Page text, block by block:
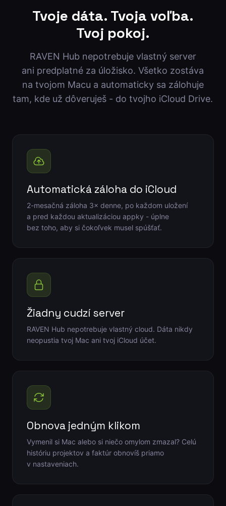
Tvoje dáta. Tvoja voľba.
Tvoj pokoj.
RAVEN Hub nepotrebuje vlastný server
ani predplatné za úložisko. Všetko zostáva
na tvojom Macu a automaticky sa zálohuje
tam, kde už dôveruješ - do tvojho iCloud Drive.
Automatická záloha do iCloud
2-mesačná záloha 3× denne, po každom uložení
a pred každou aktualizáciou appky - úplne
bez toho, aby si čokoľvek musel spúšťať.
Žiadny cudzí server
RAVEN Hub nepotrebuje vlastný cloud. Dáta nikdy
neopustia tvoj Mac ani tvoj iCloud účet.
Obnova jedným klikom
Vymenil si Mac alebo si niečo omylom zmazal? Celú
históriu projektov a faktúr obnovíš priamo
v nastaveniach.